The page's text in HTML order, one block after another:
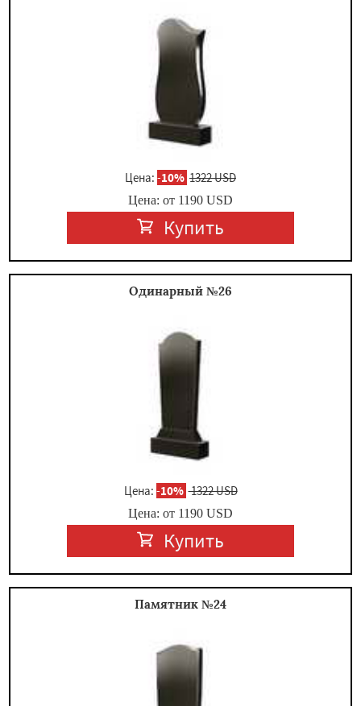
Цена: -10% 1322 USD
Цена: от 1190 USD
Купить
Одинарный №26
Цена: -10% 1322 USD
Цена: от 1190 USD
Купить
Памятник №24